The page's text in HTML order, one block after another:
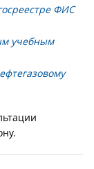
ФИС
учебным